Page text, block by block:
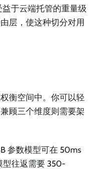
于云端托管的重量级
层，使这种切分对用
衡空间中。你可以轻
顾三个维度则需要架
参数模型可在 50ms
型往返需要 350-